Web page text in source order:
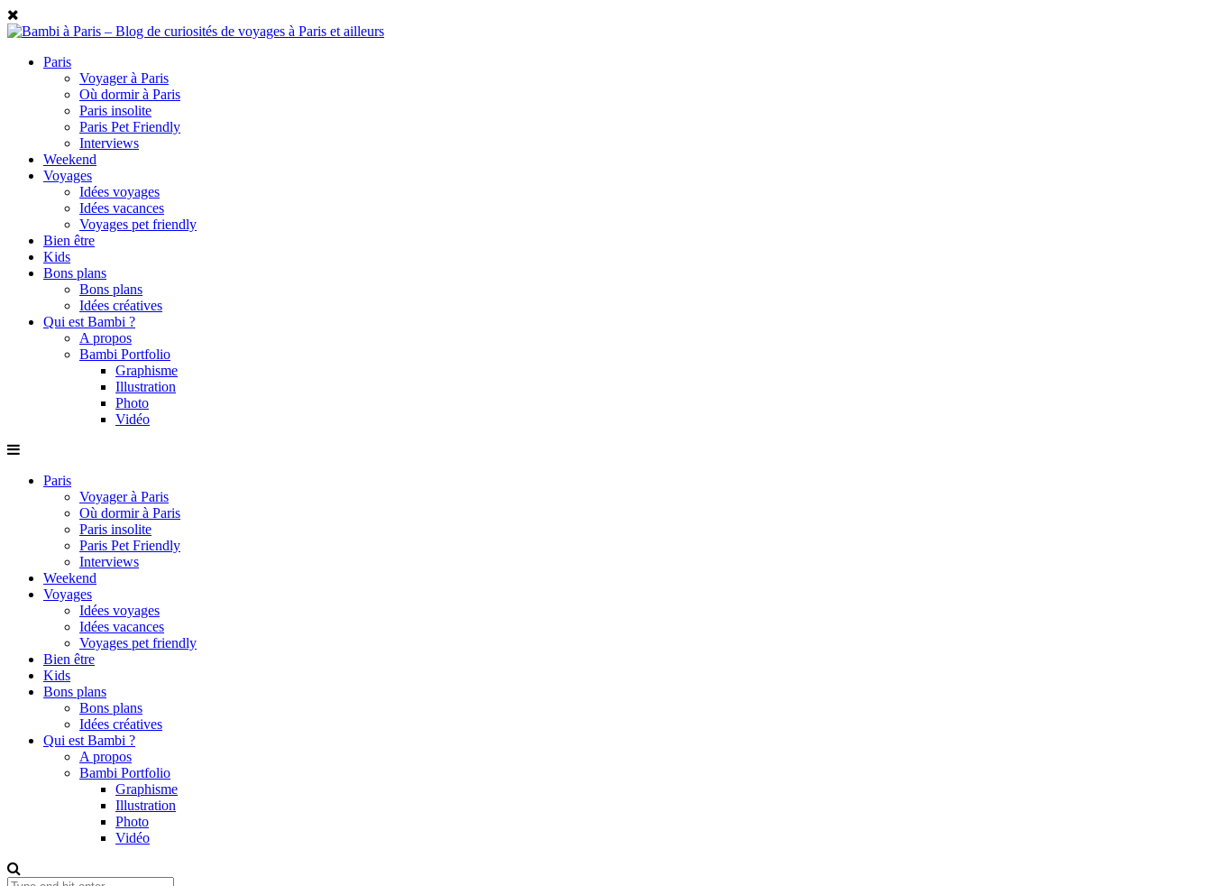
Paris
Voyager à Paris
Où dormir à Paris
Paris insolite
Paris Pet Friendly
Interviews
Weekend
Voyages
Idées voyages
Idées vacances
Voyages pet friendly
Bien être
Kids
Bons plans
Bons plans
Idées créatives
Qui est Bambi ?
A propos
Bambi Portfolio
Graphisme
Illustration
Photo
Vidéo
Paris
Voyager à Paris
Où dormir à Paris
Paris insolite
Paris Pet Friendly
Interviews
Weekend
Voyages
Idées voyages
Idées vacances
Voyages pet friendly
Bien être
Kids
Bons plans
Bons plans
Idées créatives
Qui est Bambi ?
A propos
Bambi Portfolio
Graphisme
Illustration
Photo
Vidéo